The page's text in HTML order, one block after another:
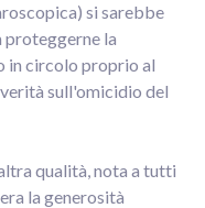
si sarebbe
la
in circolo proprio al
sull'omicidio del
qualità, nota a tutti
la generosità